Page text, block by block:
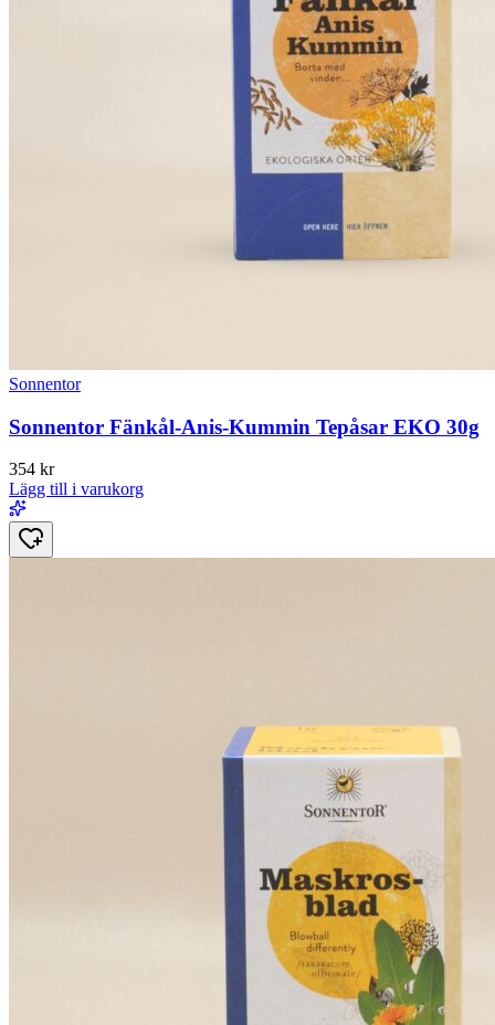
Sonnentor
Sonnentor Fänkål-Anis-Kummin Tepåsar EKO 30g
354 kr
Lägg till i varukorg